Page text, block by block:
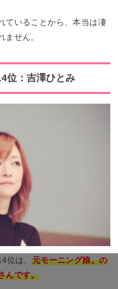
ていることから、本当は凄
ません。
位：吉澤ひとみ
位は、 元モーニング娘。の
んです。